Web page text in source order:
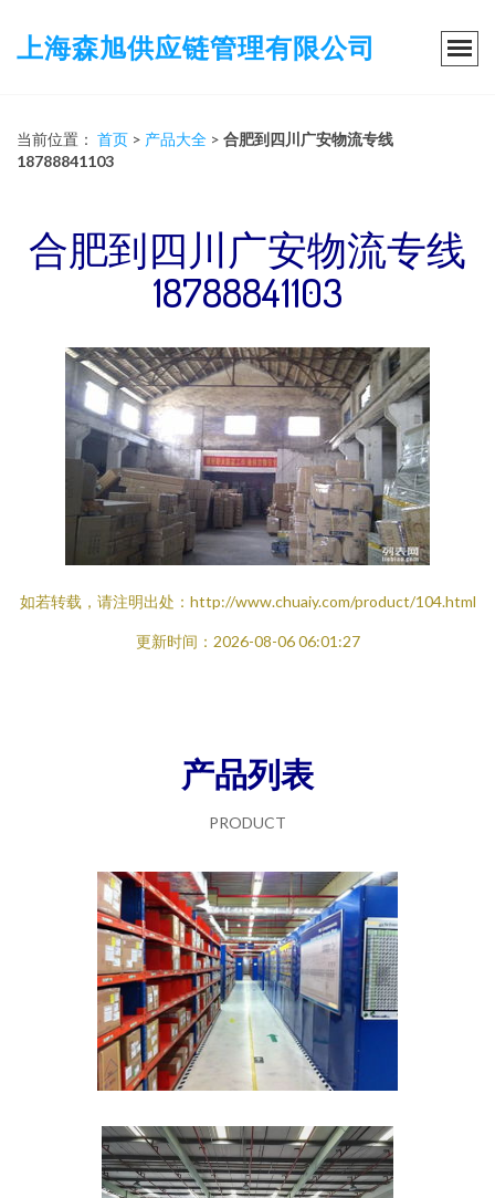
上海森旭供应链管理有限公司
当前位置： 首页 > 产品大全 > 合肥到四川广安物流专线
18788841103
合肥到四川广安物流专线
18788841103
如若转载，请注明出处：http://www.chuaiy.com/product/104.html
更新时间：2026-08-06 06:01:27
产品列表
PRODUCT